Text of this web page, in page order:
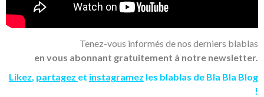
Tenez-vous informés de nos derniers blablas
en vous abonnant gratuitement à notre newsletter.
Likez partagez et instagramez les blablas de Bla Bla Blog
!